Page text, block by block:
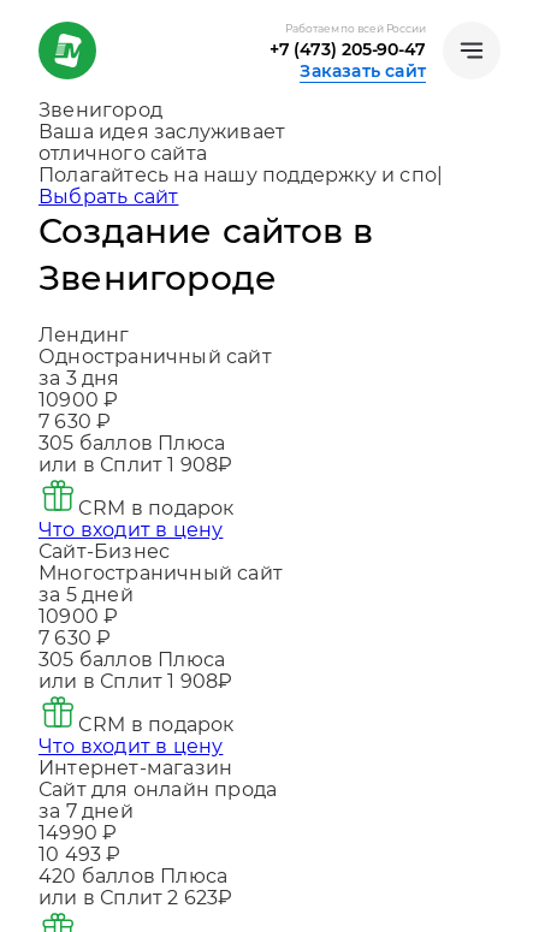
Работаем по всей России
+7 (473) 205-90-47
Заказать сайт
Звенигород
Ваша идея заслуживает
отличного сайта
Создаем, консультируем и помогаем
развива|
Выбрать сайт
Создание сайтов в
Звенигороде
Лендинг
Одностраничный сайт
за 3 дня
10900 ₽
7 630 ₽
305баллов Плюса
или в Сплит
CRM в подарок
Что входит в цену
Сайт-Бизнес
Многостраничный сайт
за 5 дней
10900 ₽
7 630 ₽
305баллов Плюса
или в Сплит
CRM в подарок
Что входит в цену
Интернет-магазин
Сайт для онлайн прода
за 7 дней
14990 ₽
10 493 ₽
420 баллов Плюса
или в Сплит